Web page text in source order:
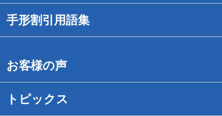
送金対応時間を拡大
手続きは簡単です
1.危ない手形の見分け方
3.危ない手形割引業者の見分け方
手形割引用語集
手形割引用語集（か－こ）
お客様の声
トピックス